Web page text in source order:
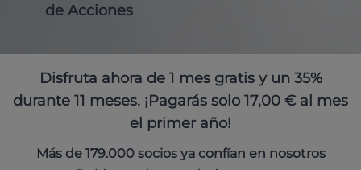
de Acciones
Disfruta ahora de 1 mes gratis y un 35%
durante 11 meses. ¡Pagarás solo 17,00 € al mes
el primer año!
Más de 179.000 socios ya confían en nosotros